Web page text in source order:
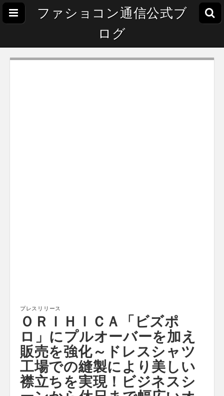
ファショコン通信公式ブ
ログ
プレスリリース
ＯＲＩＨＩＣＡ「ビズポ
ロ」にプルオーバーを加え
販売を強化～ドレスシャツ
工場での縫製により美しい
襟立ちを実現！ビジネスシ